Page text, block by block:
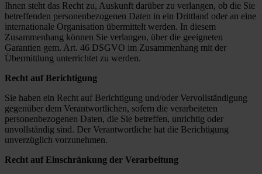
Ihnen steht das Recht zu, Auskunft darüber zu verlangen, ob die Sie
betreffenden personenbezogenen Daten in ein Drittland oder an eine
internationale Organisation übermittelt werden. In diesem
Zusammenhang können Sie verlangen, über die geeigneten
Garantien gem. Art. 46 DSGVO im Zusammenhang mit der
Übermittlung unterrichtet zu werden.
Recht auf Berichtigung
Sie haben ein Recht auf Berichtigung und/oder Vervollständigung
gegenüber dem Verantwortlichen, sofern die verarbeiteten
personenbezogenen Daten, die Sie betreffen, unrichtig oder
unvollständig sind. Der Verantwortliche hat die Berichtigung
unverzüglich vorzunehmen.
Recht auf Einschränkung der Verarbeitung